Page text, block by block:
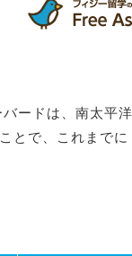
ードは、南太平
とで、これまで